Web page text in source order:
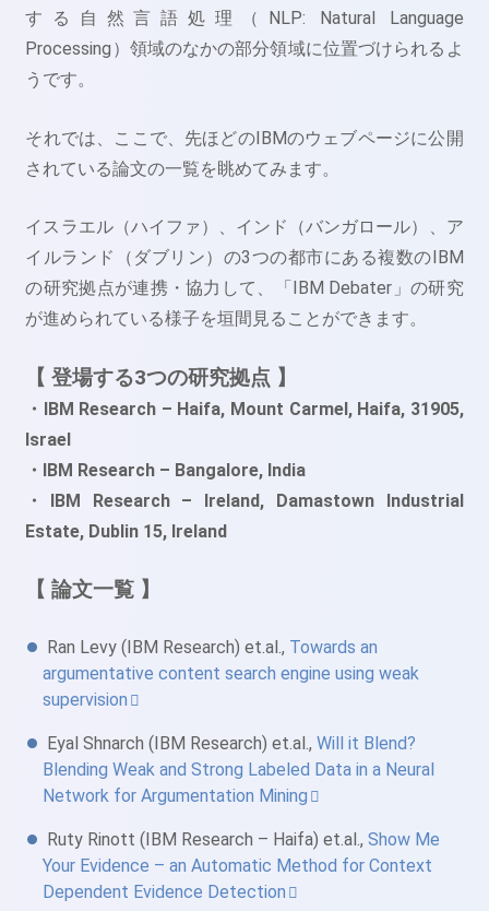
する自然言語処理（NLP: Natural Language
Processing）領域のなかの部分領域に位置づけられるよ
うです。
それでは、ここで、先ほどのIBMのウェブページに公開
されている論文の一覧を眺めてみます。
イスラエル（ハイファ）、インド（バンガロール）、ア
イルランド（ダブリン）の3つの都市にある複数のIBM
の研究拠点が連携・協力して、「IBM Debater」の研究
が進められている様子を垣間見ることができます。
【 登場する3つの研究拠点 】
・IBM Research – Haifa, Mount Carmel, Haifa, 31905,
Israel
・IBM Research – Bangalore, India
・IBM Research – Ireland, Damastown Industrial
Estate, Dublin 15, Ireland
【 論文一覧 】
Ran Levy (IBM Research) et.al., Towards an
argumentative content search engine using weak
supervision
Eyal Shnarch (IBM Research) et.al.,Will it Blend?
Blending Weak and Strong Labeled Data in a Neural
Network for Argumentation Mining
Ruty Rinott (IBM Research – Haifa) et.al.,Show Me
Your Evidence – an Automatic Method for Context
Dependent Evidence Detection